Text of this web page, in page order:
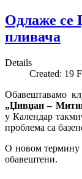
Одлаже се
пливача
Details
Created: 19
Обавештавамо
„Џивџан –
у Календар
проблема са
О новом термину
обавештени.